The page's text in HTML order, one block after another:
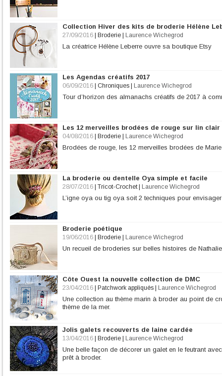
Collection Hiver des kits de broderie Hélène
27/09/2016 Broderie Laurence Wichegrod
La créatrice Hélène Leberre ouvre sa boutique Etsy
Les Agendas créatifs 2017
06/09/2016 Chroniques Laurence Wichegrod
Tour d’horizon des almanachs créatifs de 2017 à
Les 12 merveilles brodées de rouge sur lin clair
04/08/2016 Broderie Laurence Wichegrod
Brodées de rouge, les 12 merveilles brodées de
La broderie ou dentelle Oya simple et facile
28/07/2016 Tricot-Crochet| Laurence Wichegrod
L’igne oya ou tig oya soit 2 techniques pour
Broderie poétique
19/06/2016 Broderie Laurence Wichegrod
Un recueil de broderies sur belles histoires de
Côte Ouest la nouvelle collection de DMC
23/04/2016 Patchwork appliqués Laurence Wichegrod
Une collection au thème marin à broder au point de
thème de la mer.
Jolis galets recouverts de laine cardée
13/04/2016 Broderie Laurence Wichegrod
Une belle façon de décorer un galet en le feutrant
prêt à broder.